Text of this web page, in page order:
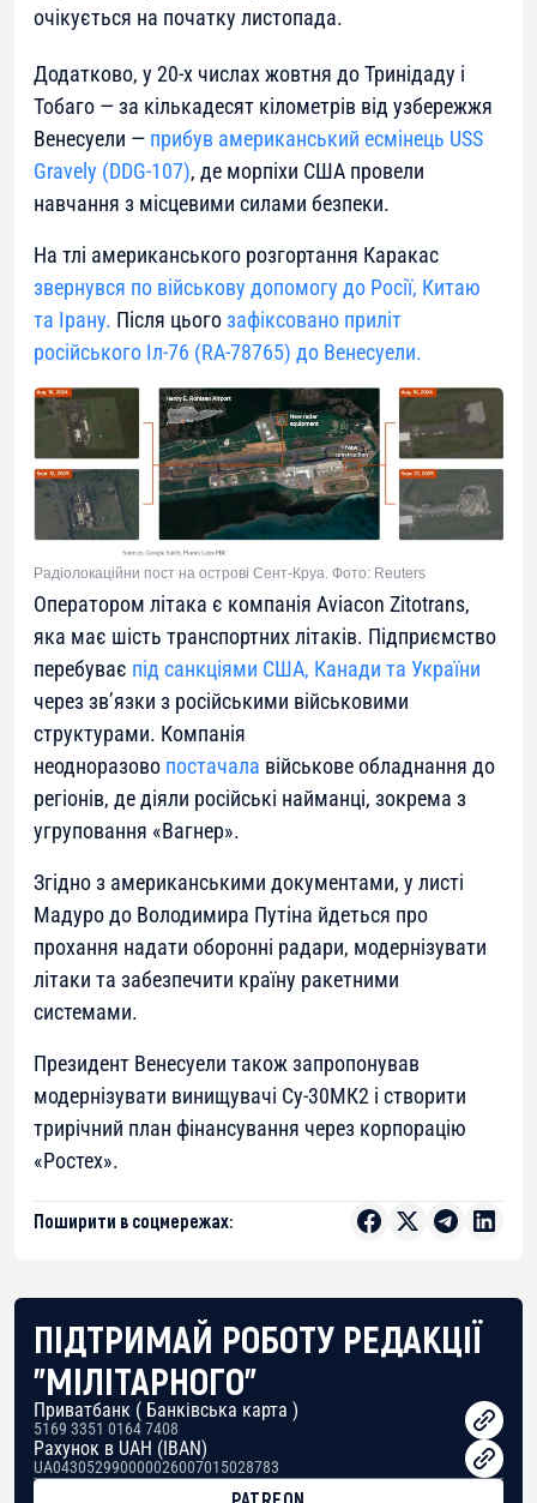
очікується на початку листопада.
Додатково, у 20-х числах жовтня до Тринідаду і
Тобаго — за кількадесят кілометрів від узбережжя
Венесуели — прибув американський есмінець USS
Gravely (DDG-107), де морпіхи США провели
навчання з місцевими силами безпеки.
На тлі американського розгортання Каракас
звернувся по військову допомогу до Росії, Китаю
та Ірану. Після цьогозафіксовано приліт
російського Іл-76 (RA-78765) до Венесуели.
Радіолокаційни пост на острові Сент-Круа. Фото: Reuters
Оператором літака є компанія Aviacon Zitotrans,
яка має шість транспортних літаків. Підприємство
перебуває під санкціями США, Канади та України
через зв’язки з російськими військовими
структурами. Компанія
неодноразово постачала військове обладнання до
регіонів, де діяли російські найманці, зокрема з
угруповання «Вагнер».
Згідно з американськими документами, у листі
Мадуро до Володимира Путіна йдеться про
прохання надати оборонні радари, модернізувати
літаки та забезпечити країну ракетними
системами.
Президент Венесуели також запропонував
модернізувати винищувачі Су-30МК2 і створити
трирічний план фінансування через корпорацію
«Ростех».
Поширити в соцмережах:
ПІДТРИМАЙ РОБОТУ РЕДАКЦІЇ
"МІЛІТАРНОГО"
Приватбанк ( Банківська карта )
5169 3351 0164 7408
Рахунок в UAH (IBAN)
UA043052990000026007015028783